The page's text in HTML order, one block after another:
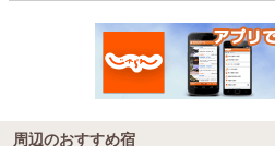
周辺のおすすめ宿